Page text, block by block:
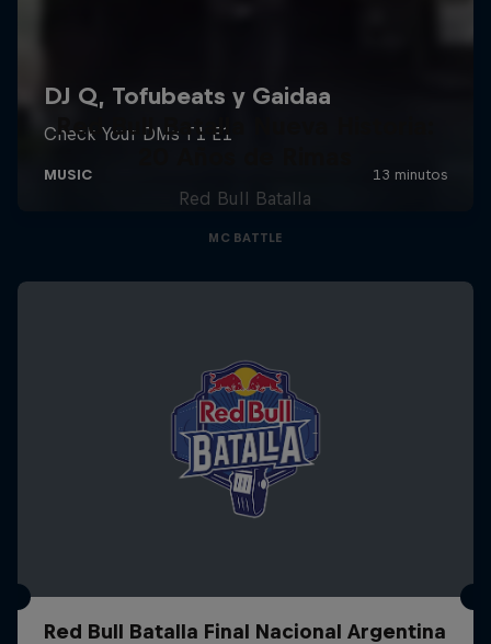
Red Bull Batalla Nueva Historia:
Red Bull Batalla
MC BATTLE
Red Bull Batalla Final Nacional Argentina